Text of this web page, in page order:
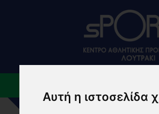
Αυτή η ιστοσελίδα